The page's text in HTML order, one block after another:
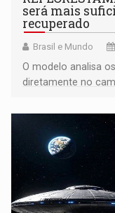
será mais
recuperado
Brasil e Mundo
O modelo analisa
diretamente no